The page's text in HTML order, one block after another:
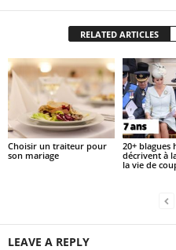
RELATED ARTICLES
Choisir un traiteur pour
son mariage
20+ blagues
décrivent à
la vie de
LEAVE A REPLY